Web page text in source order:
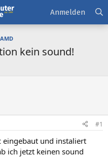
Anmelden
kein sound!
#1
eingebaut und instaliert
ich jetzt keinen sound